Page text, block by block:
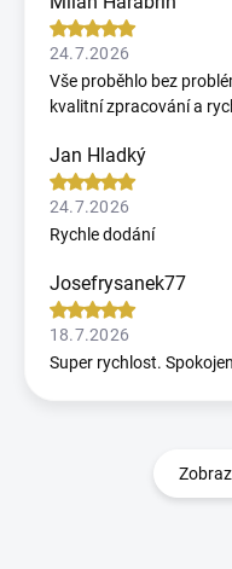
24.7.2026
Vše proběhlo bez
kvalitní zpracování a
Jan Hladký
24.7.2026
Rychle dodání
Josefrysanek77
18.7.2026
Super rychlost.